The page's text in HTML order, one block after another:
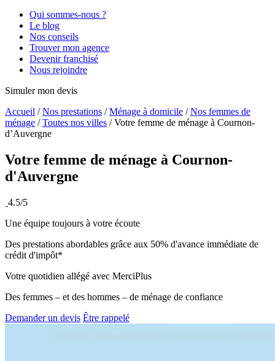
Qui sommes-nous ?
Le blog
Nos conseils
Trouver mon agence
Devenir franchisé
Nous rejoindre
Simuler mon devis
Accueil /Nos prestations /Ménage à domicile /Nos femmes de
ménage /Toutes nos villes /Votre femme de ménage à Cournon-
d’Auvergne
Votre femme de ménage à Cournon-
d'Auvergne
4.5/5
Une équipe toujours à votre écoute
Des prestations abordables grâce aux 50% d'avance immédiate de
crédit d'impôt*
Votre quotidien allégé avec MerciPlus
Des femmes – et des hommes – de ménage de confiance
Demander un devis Être rappelé